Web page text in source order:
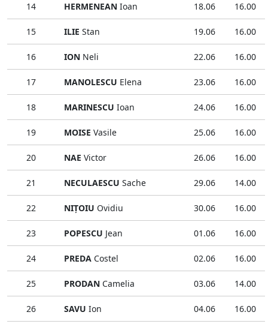
14 HERMENEAN Ioan 18.06 16.00
15 ILIE Stan 19.06 16.00
16 ION Neli 22.06 16.00
17 MANOLESCU Elena 23.06 16.00
18 MARINESCU Ioan 24.06 16.00
19 MOISE Vasile 25.06 16.00
20 NAE Victor 26.06 16.00
21 NECULAESCU Sache 29.06 14.00
22 NIŢOIU Ovidiu 30.06 16.00
23 POPESCU Jean 01.06 16.00
24 PREDA Costel 02.06 16.00
25 PRODAN Camelia 03.06 14.00
26 SAVU Ion 04.06 16.00